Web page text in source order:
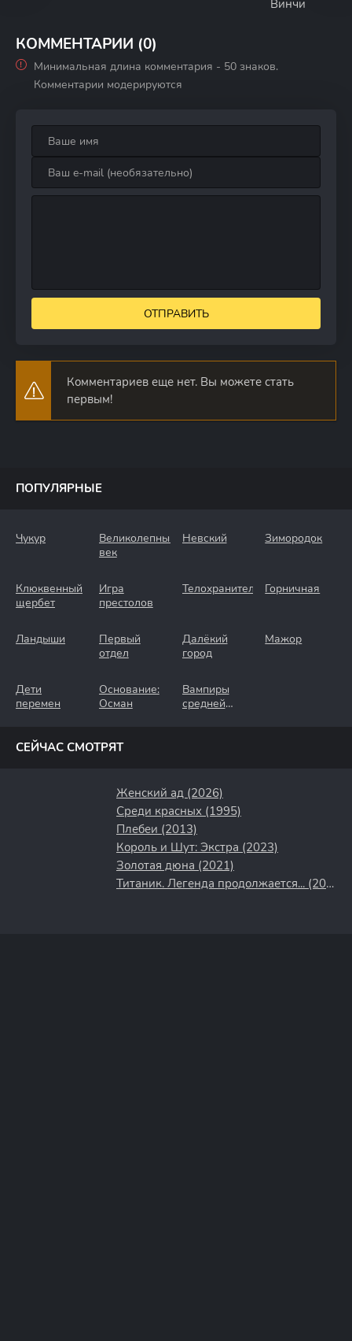
Винчи
КОММЕНТАРИИ (0)
Минимальная длина комментария - 50 знаков.
Комментарии модерируются
ОТПРАВИТЬ
Комментариев еще нет. Вы можете стать
первым!
ПОПУЛЯРНЫЕ
Чукур
Великолепный
век
Невский Зимородок
Клюквенный
щербет
Игра
престолов
Телохранители Горничная
Ландыши
Первый
отдел
Далёкий
город
Мажор
Дети
перемен
Основание:
Осман
Вампиры
средней
СЕЙЧАС СМОТРЯТ
Женский ад (2026)
Среди красных (1995)
Плебеи (2013)
Король и Шут: Экстра (2023)
Золотая дюна (2021)
Титаник. Легенда продолжается... (2000)